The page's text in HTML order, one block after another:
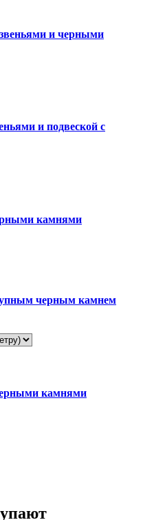
и черными
и подвеской с
камнями
черным камнем
камнями